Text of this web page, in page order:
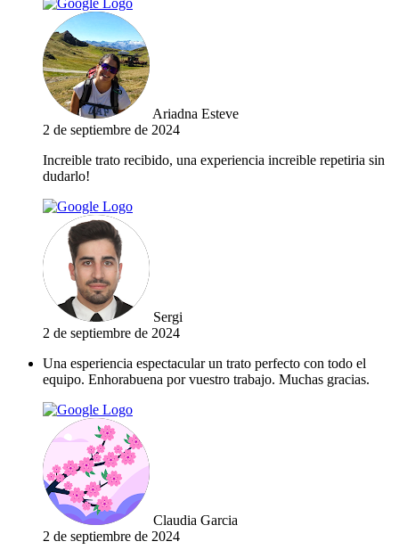
Ariadna Esteve
2 de septiembre de 2024
Increible trato recibido, una experiencia increible repetiria sin
dudarlo!
Sergi
2 de septiembre de 2024
Una esperiencia espectacular un trato perfecto con todo el
equipo. Enhorabuena por vuestro trabajo. Muchas gracias.
Claudia Garcia
2 de septiembre de 2024